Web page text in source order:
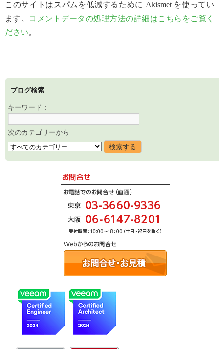
このサイトはスパムを低減するために Akismet を使ってい
ます。 コメントデータの処理方法の詳細はこちらをご覧く
ださい。
ブログ検索
キーワード：
次のカテゴリーから